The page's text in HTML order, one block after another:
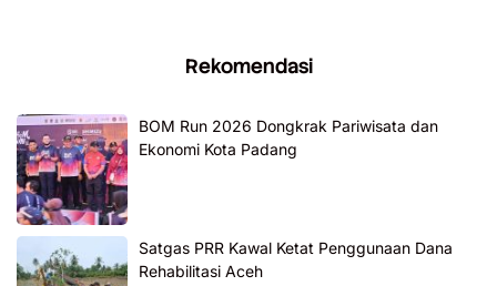
Rekomendasi
BOM Run 2026 Dongkrak Pariwisata dan
Ekonomi Kota Padang
Satgas PRR Kawal Ketat Penggunaan Dana
Rehabilitasi Aceh